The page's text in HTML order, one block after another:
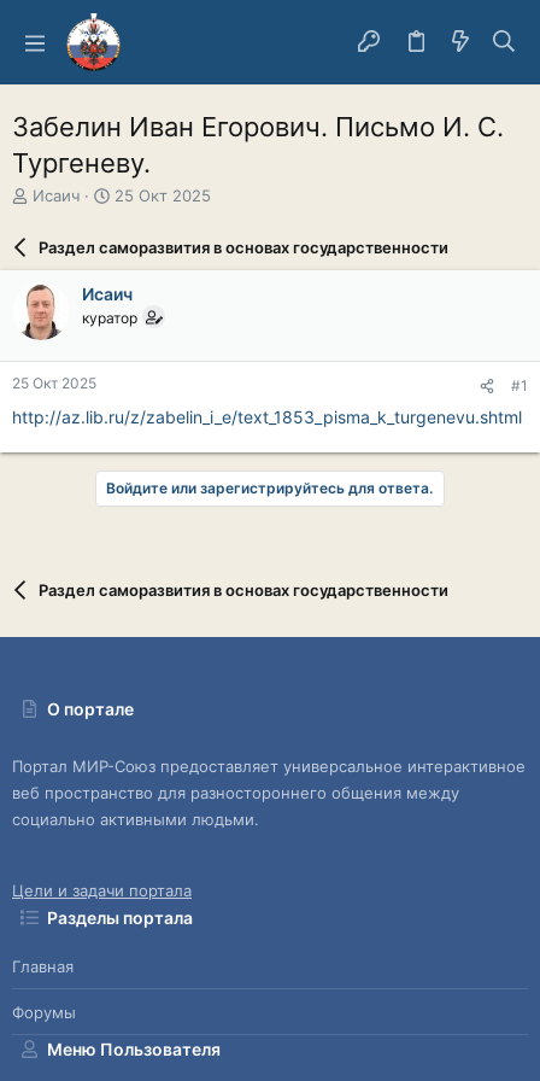
Забелин Иван Егорович. Письмо И. С.
Тургеневу.
А
о
р
т
е
м
ы
Исаич
Д
а
а
ч
л
25 Окт 2025
Раздел саморазвития в основах государственности
Исаич
куратор
25 Окт 2025 #1
http://az.lib.ru/z/zabelin_i_e/text_1853_pisma_k_turgenevu.shtml
Войдите или зарегистрируйтесь для ответа.
Раздел саморазвития в основах государственности
О портале
Портал МИР-Союз предоставляет универсальное интерактивное
веб пространство для разностороннего общения между
социально активными людьми.
Цели и задачи портала
Разделы портала
Главная
Форумы
Меню Пользователя